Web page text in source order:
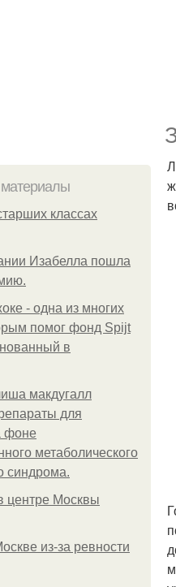
классах
Изабелла пошла
- одна из многих
помог фонд Spijt
в
макдугалл
для
фоне
метаболического
синдрома.
центре Москвы
из-за ревности